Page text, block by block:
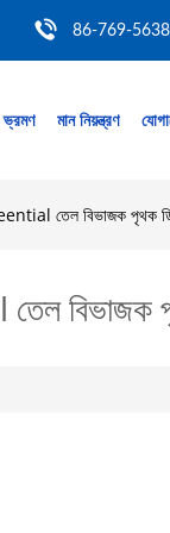
86-769-
ভ্রমণ মান নিয়ন্ত্রণ
তেল বিভাজক পৃথক
বিভাজক